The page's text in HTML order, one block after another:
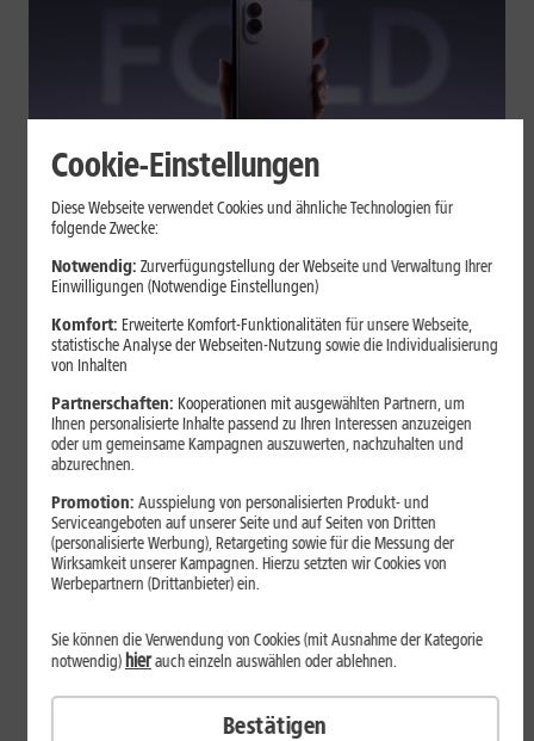
Tests & Vergleiche
Galaxy Z Fold7 oder Fold8: Was
sich beim neuen Foldable geändert
Kompakteres Format, neuer Chip, größerer Akku: Das Galaxy Z
Fold8 setzt andere Schwerpunkte als sein Vorgänger. Wir
zeigen, was Samsung verändert hat, welche Neuerungen im
Alltag zählen und wo das Fold7 Vorteile behält.
Mehr erfahren
Cookie-Einstellungen
Diese Webseite verwendet Cookies und ähnliche Technologien für
folgende Zwecke:
Notwendig: Zurverfügungstellung der Webseite und Verwaltung Ihrer
Einwilligungen (Notwendige Einstellungen)
Komfort: Erweiterte Komfort-Funktionalitäten für unsere Webseite,
statistische Analyse der Webseiten-Nutzung sowie die Individualisierung
von Inhalten
Partnerschaften: Kooperationen mit ausgewählten Partnern, um
Ihnen personalisierte Inhalte passend zu Ihren Interessen anzuzeigen
oder um gemeinsame Kampagnen auszuwerten, nachzuhalten und
abzurechnen.
Promotion: Ausspielung von personalisierten Produkt- und
Serviceangeboten auf unserer Seite und auf Seiten von Dritten
(personalisierte Werbung), Retargeting sowie für die Messung der
Wirksamkeit unserer Kampagnen. Hierzu setzten wir Cookies von
Werbepartnern (Drittanbieter) ein.
Sie können die Verwendung von Cookies (mit Ausnahme der Kategorie
notwendig) hierauch einzeln auswählen oder ablehnen.
Bestätigen